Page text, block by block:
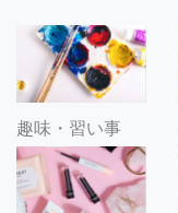
趣味・習い事